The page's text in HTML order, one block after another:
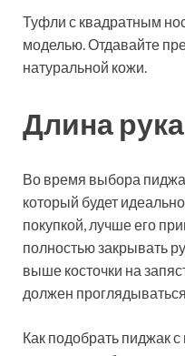
Туфли с квадратным
моделью. Отдавайте
натуральной кожи.
Длина
Во время выбора
который будет
покупкой, лучше его
полностью закрывать
выше косточки на
должен
Как подобрать пиджак